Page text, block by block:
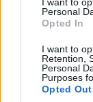
Personal
Opted In
I want to
Retention,
Personal
Purposes
Opted Out